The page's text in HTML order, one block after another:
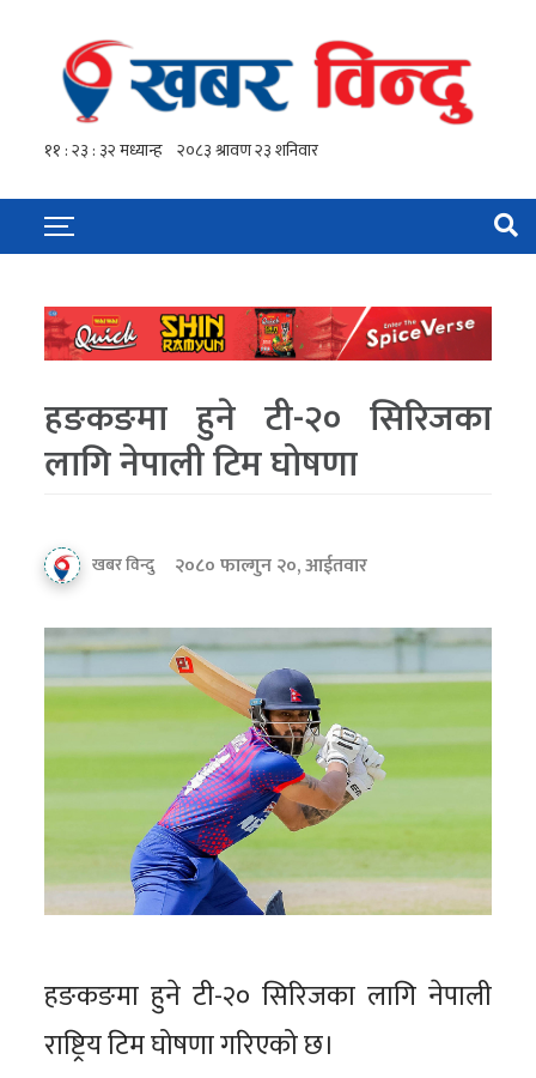
हङकङमा हुने टी-२० सिरिजका
लागि नेपाली टिम घोषणा
खबर विन्दु २०८० फाल्गुन २०, आईतवार
हङकङमा हुने टी-२० सिरिजका लागि नेपाली
राष्ट्रिय टिम घोषणा गरिएको छ।